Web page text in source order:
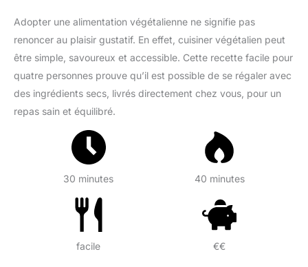
Adopter une alimentation végétalienne ne signifie pas
renoncer au plaisir gustatif. En effet, cuisiner végétalien peut
être simple, savoureux et accessible. Cette recette facile pour
quatre personnes prouve qu’il est possible de se régaler avec
des ingrédients secs, livrés directement chez vous, pour un
repas sain et équilibré.
30 minutes 40 minutes
facile €€